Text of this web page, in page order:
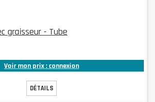
graisseur - Tube
Voir mon prix : connexion
DÉTAILS